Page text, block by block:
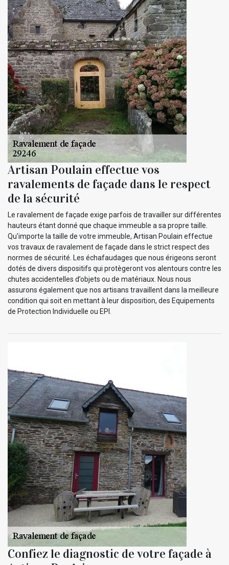
Artisan Poulain effectue vos
ravalements de façade dans le respect
de la sécurité
Le ravalement de façade exige parfois de travailler sur différentes
hauteurs étant donné que chaque immeuble a sa propre taille.
Qu’importe la taille de votre immeuble, Artisan Poulain effectue
vos travaux de ravalement de façade dans le strict respect des
normes de sécurité. Les échafaudages que nous érigeons seront
dotés de divers dispositifs qui protègeront vos alentours contre les
chutes accidentelles d’objets ou de matériaux. Nous nous
assurons également que nos artisans travaillent dans la meilleure
condition qui soit en mettant à leur disposition, des Equipements
de Protection Individuelle ou EPI.
Confiez le diagnostic de votre façade à